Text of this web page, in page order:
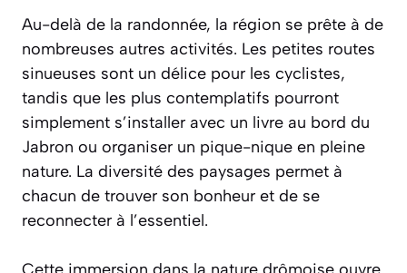
Au-delà de la randonnée, la région se prête à de
nombreuses autres activités. Les petites routes
sinueuses sont un délice pour les cyclistes,
tandis que les plus contemplatifs pourront
simplement s’installer avec un livre au bord du
Jabron ou organiser un pique-nique en pleine
nature. La diversité des paysages permet à
chacun de trouver son bonheur et de se
reconnecter à l’essentiel.